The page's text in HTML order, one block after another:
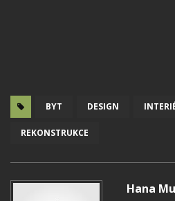
BYT DESIGN
REKONSTRUKCE
Hana